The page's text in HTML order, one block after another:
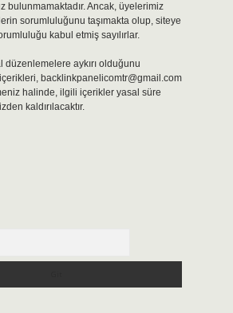
bulunmamaktadır. Ancak, üyelerimiz
sorumluluğunu taşımakta olup, siteye
kabul etmiş sayılırlar.
düzenlemelere aykırı olduğunu
backlinkpanelicomtr@gmail.com
halinde, ilgili içerikler yasal süre
kaldırılacaktır.